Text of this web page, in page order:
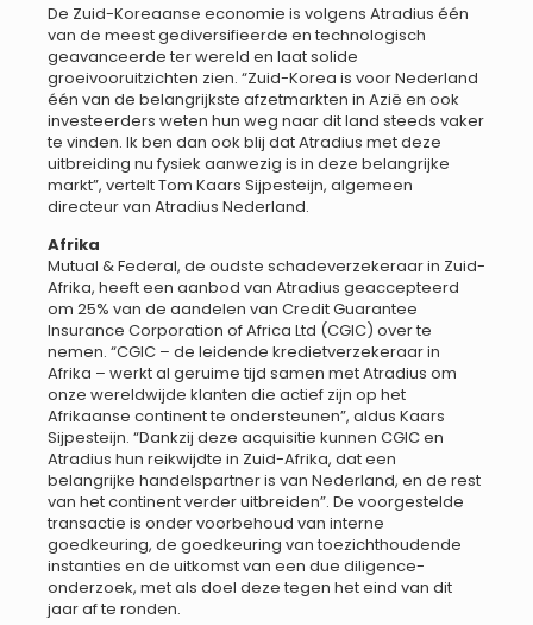
De Zuid-Koreaanse economie is volgens Atradius één
van de meest gediversifieerde en technologisch
geavanceerde ter wereld en laat solide
groeivooruitzichten zien. “Zuid-Korea is voor Nederland
één van de belangrijkste afzetmarkten in Azië en ook
investeerders weten hun weg naar dit land steeds vaker
te vinden. Ik ben dan ook blij dat Atradius met deze
uitbreiding nu fysiek aanwezig is in deze belangrijke
markt”, vertelt Tom Kaars Sijpesteijn, algemeen
directeur van Atradius Nederland.
Afrika
Mutual & Federal, de oudste schadeverzekeraar in Zuid-
Afrika, heeft een aanbod van Atradius geaccepteerd
om 25% van de aandelen van Credit Guarantee
Insurance Corporation of Africa Ltd (CGIC) over te
nemen. “CGIC – de leidende kredietverzekeraar in
Afrika – werkt al geruime tijd samen met Atradius om
onze wereldwijde klanten die actief zijn op het
Afrikaanse continent te ondersteunen”, aldus Kaars
Sijpesteijn. “Dankzij deze acquisitie kunnen CGIC en
Atradius hun reikwijdte in Zuid-Afrika, dat een
belangrijke handelspartner is van Nederland, en de rest
van het continent verder uitbreiden”. De voorgestelde
transactie is onder voorbehoud van interne
goedkeuring, de goedkeuring van toezichthoudende
instanties en de uitkomst van een due diligence-
onderzoek, met als doel deze tegen het eind van dit
jaar af te ronden.